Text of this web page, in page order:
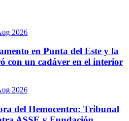
2026
en Punta del Este y la
con un cadáver en el interior
2026
del Hemocentro: Tribunal